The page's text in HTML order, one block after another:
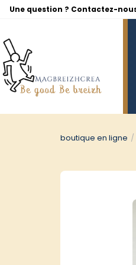
boutique en ligne
Une question ? Contactez-
Panneau de gestion des